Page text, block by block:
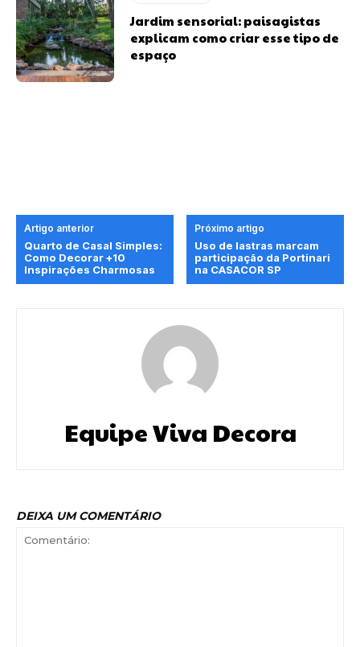
Jardim sensorial: paisagistas
explicam como criar esse tipo de
espaço
Artigo anterior
Quarto de Casal Simples:
Como Decorar +10
Inspirações Charmosas
Próximo artigo
Uso de lastras marcam
participação da Portinari
na CASACOR SP
Equipe Viva Decora
DEIXA UM COMENTÁRIO